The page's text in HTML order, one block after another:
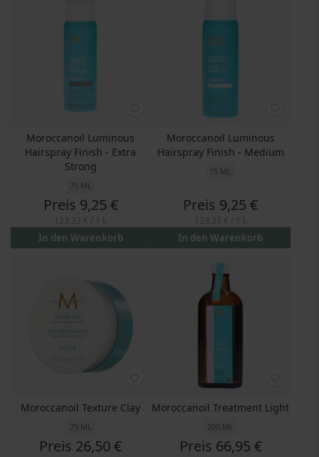
Moroccanoil Luminous
Hairspray Finish - Extra
Strong
75 ML
Preis 9,25 €
In den Warenkorb
Moroccanoil Luminous
Hairspray Finish - Medium
75 ML
Preis 9,25 €
In den Warenkorb
Moroccanoil Texture Clay
75 ML
Preis 26,50 €
Moroccanoil Treatment Light
200 ML
Preis 66,95 €